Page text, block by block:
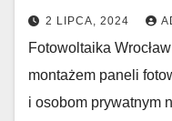
2 LIPCA, 2024
Fotowoltaika
montażem paneli
i osobom prywatnym